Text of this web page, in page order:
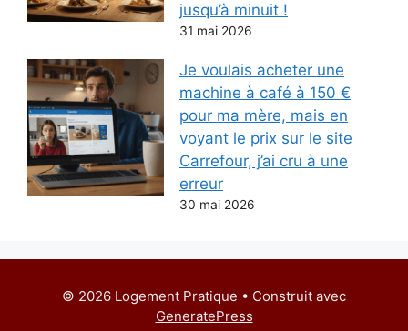
jusqu’à minuit !
31 mai 2026
Je voulais acheter une
machine à café à 150 €
pour ma mère, mais en
voyant le prix sur le site
Carrefour, j’ai cru à une
erreur
30 mai 2026
© 2026 Logement Pratique • Construit avec
GeneratePress